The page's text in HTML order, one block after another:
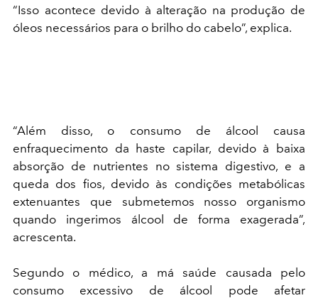
“Isso acontece devido à alteração na produção de
óleos necessários para o brilho do cabelo”, explica.
“Além disso, o consumo de álcool causa
enfraquecimento da haste capilar, devido à baixa
absorção de nutrientes no sistema digestivo, e a
queda dos fios, devido às condições metabólicas
extenuantes que submetemos nosso organismo
quando ingerimos álcool de forma exagerada”,
acrescenta.
Segundo o médico, a má saúde causada pelo
consumo excessivo de álcool pode afetar